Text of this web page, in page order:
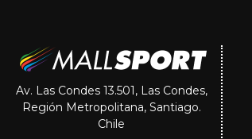
Av. Las Condes 13.501, Las Condes,
Región Metropolitana, Santiago.
Chile